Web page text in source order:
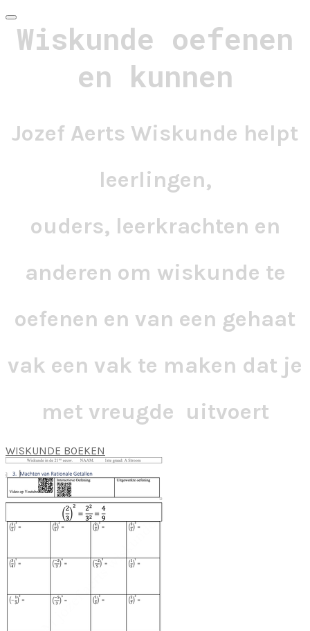
Wiskunde oefenen
en kunnen
Jozef Aerts Wiskunde helpt
leerlingen,
ouders, leerkrachten en
anderen om wiskunde te
oefenen en van een gehaat
vak een vak te maken dat je
met vreugde uitvoert​
WISKUNDE BOEKEN